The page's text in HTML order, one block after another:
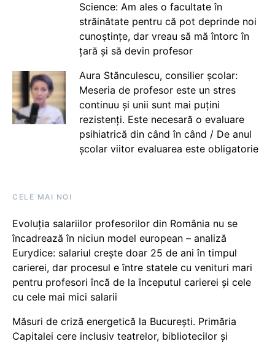
Science: Am ales o facultate în
străinătate pentru că pot deprinde noi
cunoștințe, dar vreau să mă întorc în
țară și să devin profesor
Aura Stănculescu, consilier școlar:
Meseria de profesor este un stres
continuu și unii sunt mai puțini
rezistenți. Este necesară o evaluare
psihiatrică din când în când / De anul
școlar viitor evaluarea este obligatorie
CELE MAI NOI
Evoluția salariilor profesorilor din România nu se
încadrează în niciun model european – analiză
Eurydice: salariul crește doar 25 de ani în timpul
carierei, dar procesul e între statele cu venituri mari
pentru profesori încă de la începutul carierei și cele
cu cele mai mici salarii
Măsuri de criză energetică la București. Primăria
Capitalei cere inclusiv teatrelor, bibliotecilor și